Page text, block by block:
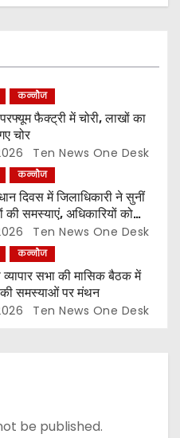
कन्नौज
फैक्ट्री में चोरी, लाखों का
चोर
Ten News One Desk
कन्नौज
दिवस में जिलाधिकारी ने सुनीं
की समस्याएं, अधिकारियों को
गुणवत्तापूर्ण निस्तारण के दिए निर्देश
Ten News One Desk
कन्नौज
व्यापार सभा की मासिक बैठक में
की समस्याओं पर मंथन
Ten News One Desk
be published.